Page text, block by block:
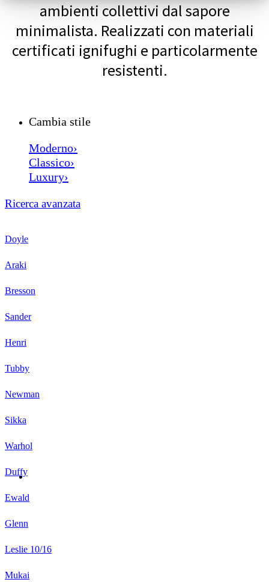
ambienti collettivi dal sapore
minimalista. Realizzati con materiali
certificati ignifughi e particolarmente
resistenti.
Cambia stile
Moderno›
Classico›
Luxury›
Ricerca avanzata
Doyle
Araki
Bresson
Sander
Henri
Tubby
Newman
Sikka
Warhol
Duffy
Ewald
Glenn
Leslie 10/16
Mukai